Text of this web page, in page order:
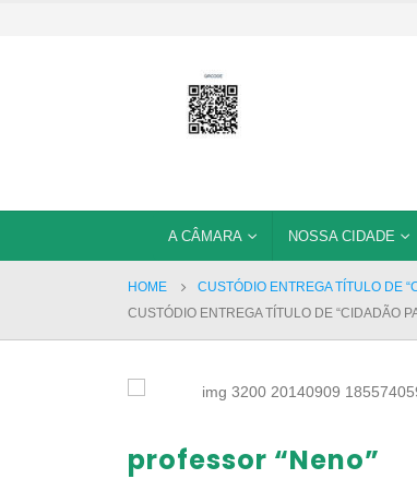
A CÂMARA NOSSA CIDADE
HOME CUSTÓDIO ENTREGA TÍTULO DE
CUSTÓDIO ENTREGA TÍTULO DE “CIDADÃO
professor “Neno”